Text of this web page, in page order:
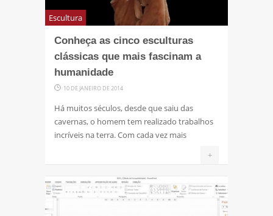
Escultura
Conheça as cinco esculturas
clássicas que mais fascinam a
humanidade
10 DE JANEIRO DE 2014
Há muitos séculos, desde que saiu das
cavernas, o homem tem realizado trabalhos
incríveis na terra. Com cada vez mais
+